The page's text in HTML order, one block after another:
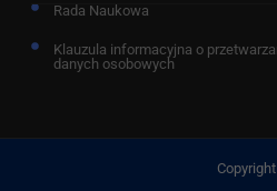
Rada Naukowa
Klauzula informacyjna o
danych osobowych